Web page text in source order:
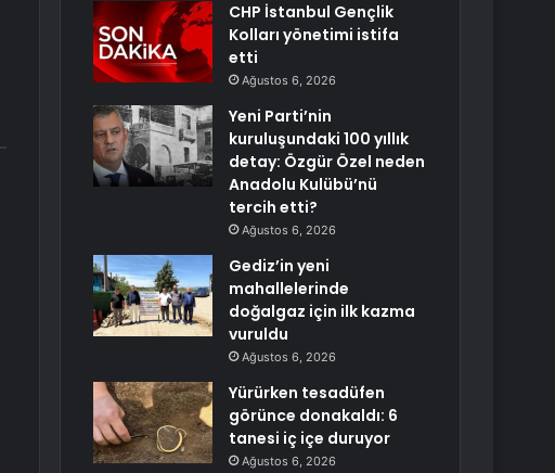
CHP İstanbul Gençlik
Kolları yönetimi istifa
etti
Ağustos 6, 2026
Yeni Parti’nin
kuruluşundaki 100 yıllık
detay: Özgür Özel neden
Anadolu Kulübü’nü
tercih etti?
Ağustos 6, 2026
Gediz’in yeni
mahallelerinde
doğalgaz için ilk kazma
vuruldu
Ağustos 6, 2026
Yürürken tesadüfen
görünce donakaldı: 6
tanesi iç içe duruyor
Ağustos 6, 2026